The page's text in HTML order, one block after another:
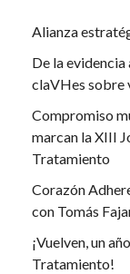
Alianza
De la
claVHes sobre
Compromiso
marcan la XIII
Tratamiento
Corazón
con Tomás
¡Vuelven, un
Tratamiento!